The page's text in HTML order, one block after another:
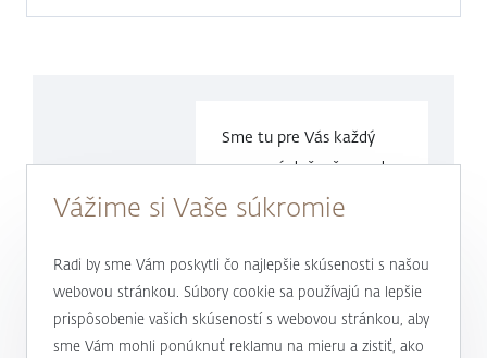
Sme tu pre Vás každý
pracovný deň v časeod
9.00 do17.00 hod.
0800 900 500
alebo +421 232 607 187
Vážime si Vaše súkromie
Radi by sme Vám poskytli čo najlepšie skúsenosti s našou
webovou stránkou. Súbory cookie sa používajú na lepšie
prispôsobenie vašich skúseností s webovou stránkou, aby
sme Vám mohli ponúknuť reklamu na mieru a zistiť, ako